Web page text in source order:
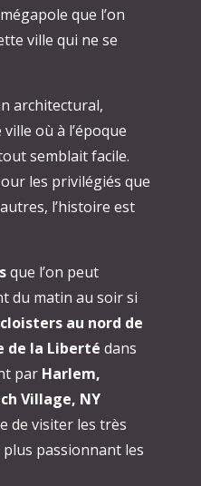
que l’on
ville qui ne se
architectural,
où à l’époque
semblait facile.
les privilégiés que
l’histoire est
que l’on peut
du matin au soir si
cloisters au nord de
de la Liberté dans
par Harlem,
Village, NY
de visiter les très
passionnant les